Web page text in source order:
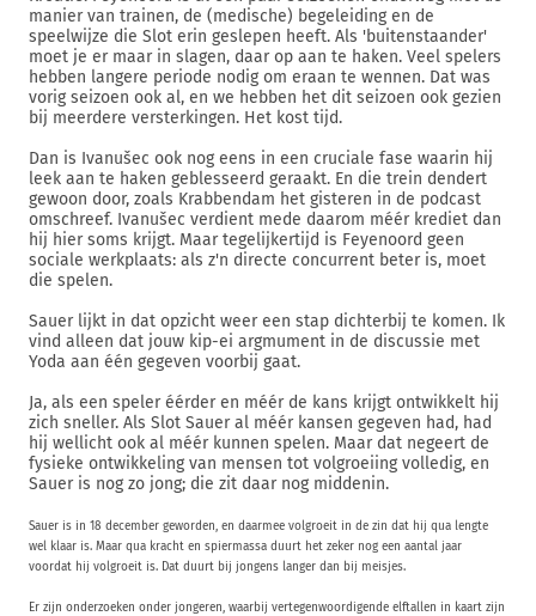
manier van trainen, de (medische) begeleiding en de
speelwijze die Slot erin geslepen heeft. Als 'buitenstaander'
moet je er maar in slagen, daar op aan te haken. Veel spelers
hebben langere periode nodig om eraan te wennen. Dat was
vorig seizoen ook al, en we hebben het dit seizoen ook gezien
bij meerdere versterkingen. Het kost tijd.
Dan is Ivanušec ook nog eens in een cruciale fase waarin hij
leek aan te haken geblesseerd geraakt. En die trein dendert
gewoon door, zoals Krabbendam het gisteren in de podcast
omschreef. Ivanušec verdient mede daarom méér krediet dan
hij hier soms krijgt. Maar tegelijkertijd is Feyenoord geen
sociale werkplaats: als z'n directe concurrent beter is, moet
die spelen.
Sauer lijkt in dat opzicht weer een stap dichterbij te komen. Ik
vind alleen dat jouw kip-ei argmument in de discussie met
Yoda aan één gegeven voorbij gaat.
Ja, als een speler éérder en méér de kans krijgt ontwikkelt hij
zich sneller. Als Slot Sauer al méér kansen gegeven had, had
hij wellicht ook al méér kunnen spelen. Maar dat negeert de
fysieke ontwikkeling van mensen tot volgroeiing volledig, en
Sauer is nog zo jong; die zit daar nog middenin.
Sauer is in 18 december geworden, en daarmee volgroeit in de zin dat hij qua lengte
wel klaar is. Maar qua kracht en spiermassa duurt het zeker nog een aantal jaar
voordat hij volgroeit is. Dat duurt bij jongens langer dan bij meisjes.
Er zijn onderzoeken onder jongeren, waarbij vertegenwoordigende elftallen in kaart zijn